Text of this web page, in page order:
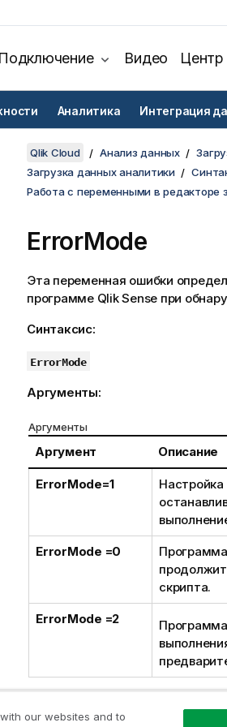
Подключение Видео Центр
Аналитика Интеграция
Qlik Cloud Анализ данных
Загрузка данных аналитики
Работа с переменными в редакторе
ErrorMode
Эта переменная ошибки
программе Qlik Sense при
Синтаксис:
ErrorMode
Аргументы:
Аргументы
Аргумент Описание
ErrorMode=1
ErrorMode =0 Программа
скрипта.
ErrorMode =2 Программа
Пример:
our websites and to